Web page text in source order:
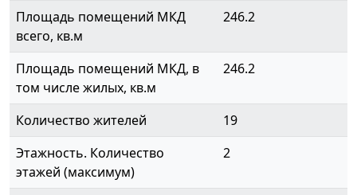
Площадь помещений МКД
всего, кв.м
246.2
Площадь помещений МКД, в
том числе жилых, кв.м
246.2
Количество жителей
19
Этажность. Количество
этажей (максимум)
2